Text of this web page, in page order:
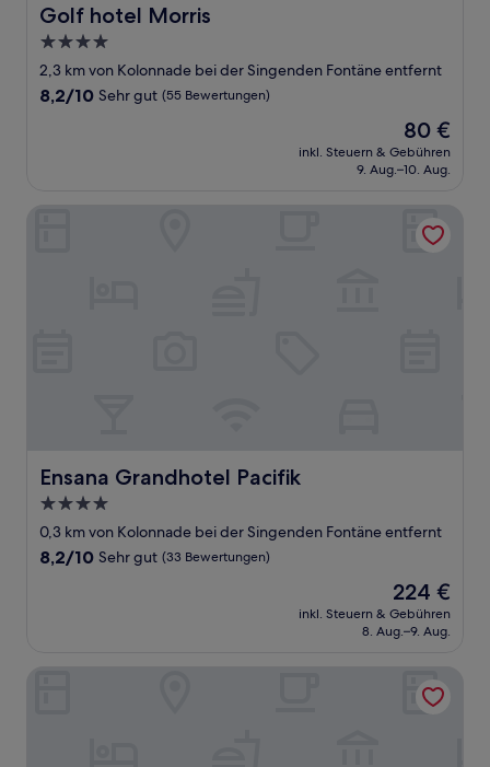
Golf hotel Morris
Golf hotel Morris
4.0-
Sterne-
Unterkunft
2,3 km von Kolonnade bei der Singenden Fontäne entfernt
8.2
Bewertungen)
8,2/10 Sehr gut (55 Bewertungen)
Der
Preis
beträgt
80 €
inkl. Steuern & Gebühren
9. Aug.–10. Aug.
Ensana Grandhotel Pacifik
Ensana Grandhotel Pacifik
4.0-
Sterne-
Unterkunft
0,3 km von Kolonnade bei der Singenden Fontäne entfernt
8.2
Bewertungen)
8,2/10 Sehr gut (33 Bewertungen)
Der
Preis
beträgt
224 €
inkl. Steuern & Gebühren
8. Aug.–9. Aug.